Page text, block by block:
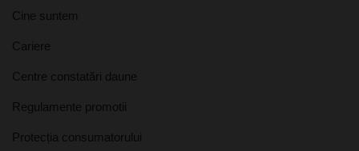
Cine suntem
Cariere
Centre constatări daune
Regulamente promotii
Protecția consumatorului